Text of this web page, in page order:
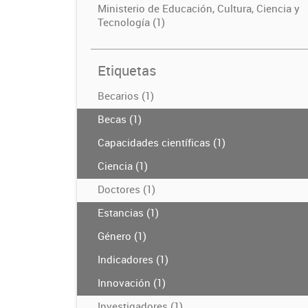
Ministerio de Educación, Cultura, Ciencia y
Tecnología (1)
Etiquetas
Becarios (1)
Becas (1)
Capacidades científicas (1)
Ciencia (1)
Doctores (1)
Estancias (1)
Género (1)
Indicadores (1)
Innovación (1)